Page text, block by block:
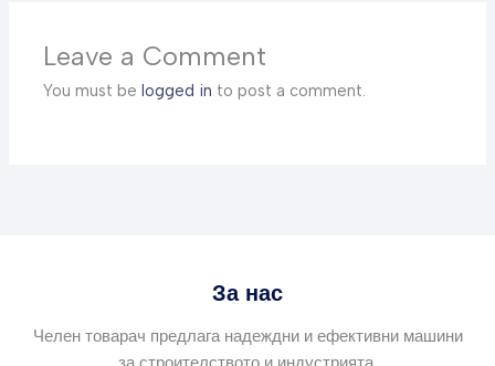
Leave a Comment
You must belogged in to post a comment.
За нас
Челен товарач предлага надеждни и ефективни машини